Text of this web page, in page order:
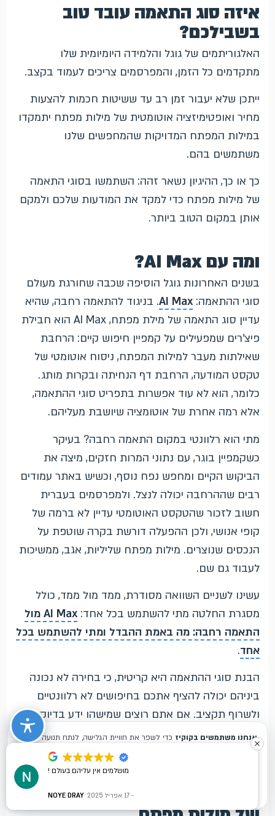
איזה סוג התאמה עובד טוב
בשבילכם?
האלגוריתמים של גוגל והלמידה היומיומית שלו
מתקדמים כל הזמן, והמפרסמים צריכים לעמוד בקצב.
ייתכן שלא יעבור זמן רב עד ששיטות חכמות להצעות
מחיר ואופטימיזציה אוטומטית של מילות מפתח יתמקדו
במילות המפתח המדויקות שהמחפשים שלנו
משתמשים בהם.
כך או כך, ההיגיון נשאר זהה: השתמשו בסוגי התאמה
של מילות מפתח כדי למקד את המודעות שלכם ולמקם
אותן במקום הטוב ביותר.
ומה עם AI Max?
בשנים האחרונות גוגל הוסיפה שכבה שחורגת מעולם
סוגי ההתאמה: AI Max. בניגוד להתאמה רחבה, שהיא
עדיין סוג התאמה של מילת מפתח, AI Max הוא חבילת
פיצ'רים שמפעילים על קמפיין חיפוש קיים: הרחבת
שאילתות מעבר למילות המפתח, ניסוח אוטומטי של
טקסט המודעה, הרחבת דף הנחיתה ובקרות מותג.
כלומר, הוא לא עוד אפשרות בתפריט סוגי ההתאמה,
אלא רמה אחרת של אוטומציה שיושבת מעליהם.
מתי הוא רלוונטי במקום התאמה רחבה? בעיקר
כשקמפיין בוגר, עם נתוני המרות חזקים, מיצה את
הביקוש הקיים ומחפש נפח נוסף, וכשיש באתר עמודים
רבים שההרחבה יכולה לנצל. ולמפרסמים בעברית
חשוב לזכור שהטקסט האוטומטי עדיין לא ברמה של
קופי אנושי, ולכן ההפעלה דורשת בקרה שוטפת על
הנכסים שנוצרים. מילות מפתח שליליות, אגב, ממשיכות
לעבוד גם שם.
עשינו לשניים השוואה מסודרת, ממד מול ממד, כולל
מסגרת החלטה מתי להשתמש בכל אחד:
AI Max מול
התאמה רחבה: מה באמת ההבדל ומתי להשתמש בכל
אחד.
הבנת סוגי ההתאמה היא קריטית, כי בחירה לא נכונה
ביניהם יכולה להציף אתכם בחיפושים לא רלוונטיים
ולשרוף תקציב. אם אתם רוצים שמישהו ידע בדיוק מתי
להשתמש בכל סוג, מומחה לקידום ממומן בגוגלשלנו
ישמור על התקציב שלכם ממוקד.
שאלות נפוצות על סוגי התאמה
מושלמים אין עליהם בעולם !
NOYE DRAY 17 אפריל 2025